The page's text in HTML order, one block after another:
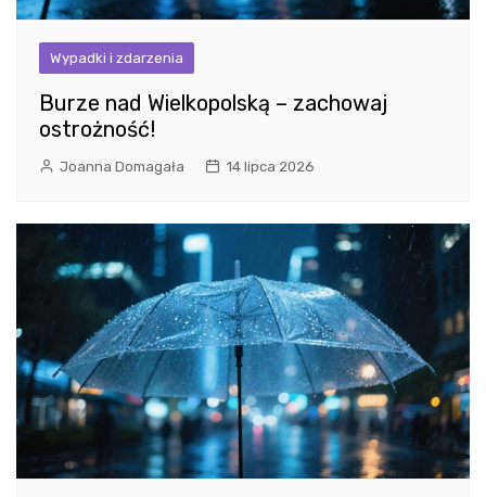
Wypadki i zdarzenia
Burze nad Wielkopolską – zachowaj
ostrożność!
Joanna Domagała 14 lipca 2026